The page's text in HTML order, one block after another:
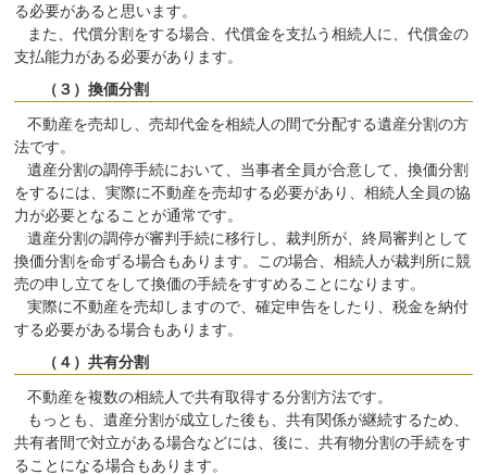
る必要があると思います。
また、代償分割をする場合、代償金を支払う相続人に、代償金の
支払能力がある必要があります。
（３）換価分割
不動産を売却し、売却代金を相続人の間で分配する遺産分割の方
法です。
遺産分割の調停手続において、当事者全員が合意して、換価分割
をするには、実際に不動産を売却する必要があり、相続人全員の協
力が必要となることが通常です。
遺産分割の調停が審判手続に移行し、裁判所が、終局審判として
換価分割を命ずる場合もあります。この場合、相続人が裁判所に競
売の申し立てをして換価の手続をすすめることになります。
実際に不動産を売却しますので、確定申告をしたり、税金を納付
する必要がある場合もあります。
（４）共有分割
不動産を複数の相続人で共有取得する分割方法です。
もっとも、遺産分割が成立した後も、共有関係が継続するため、
共有者間で対立がある場合などには、後に、共有物分割の手続をす
ることになる場合もあります。